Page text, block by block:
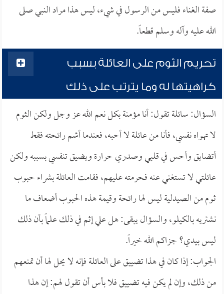
صفة الغناء فليس من الرسول في شيء، ليس هذا مراد النبي صلى
الله عليه وآله وسلم قطعاً.
تحريم الثوم على العائلة بسبب
كراهيتها له وما يترتب على ذلك
السؤال: سائلة تقول: أنا مؤمنة بكل نعم الله عز وجل ولكن الثوم
لا تهواه نفسي، فأنا من عائلة لا أحبه، فعندما أشم رائحته فقط
أتضايق وأحس في قلبي وصدري حرارة ويضيق تنفسي بسببه ولكن
عائلتي لا تستغني عنه فحرمته عليهم، فقامت العائلة بشراء حبوب
ثوم من الصيدلية ليس لها رائحة وقيمة هذه الحبوب أضعاف ما
نشتريه بالكيلو، والسؤال يبقى: هل علي إثم في ذلك علماً بأن ذلك
ليس بيدي؟ جزاكم الله خيراً.
الجواب: إذا كان في هذا تضييق على العائلة فإنه لا يحل لها أن تمنعهم
من ذلك، وإن لم يكن فيه تضييق فلا بأس أن تقول لهم: إن هذا